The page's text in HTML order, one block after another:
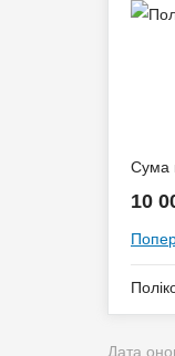
Сума
10
Дата